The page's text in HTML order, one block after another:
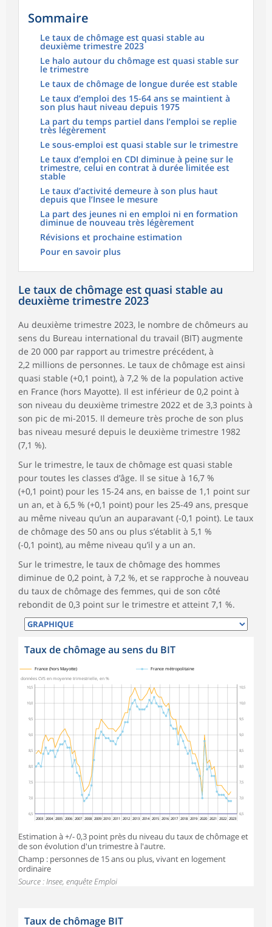
Sommaire
Le taux de chômage est quasi stable au
deuxième trimestre 2023
Le halo autour du chômage est quasi stable sur
le trimestre
Le taux de chômage de longue durée est stable
Le taux d’emploi des 15-64 ans se maintient à
son plus haut niveau depuis 1975
La part du temps partiel dans l’emploi se replie
très légèrement
Le sous-emploi est quasi stable sur le trimestre
Le taux d’emploi en CDI diminue à peine sur le
trimestre, celui en contrat à durée limitée est
stable
Le taux d’activité demeure à son plus haut
depuis que l’Insee le mesure
La part des jeunes ni en emploi ni en formation
diminue de nouveau très légèrement
Révisions et prochaine estimation
Pour en savoir plus
Le taux de chômage est quasi stable au
deuxième trimestre 2023
Au deuxième trimestre 2023, le nombre de chômeurs au
sens du Bureau international du travail (BIT) augmente
de 20 000 par rapport au trimestre précédent, à
2,2 millions de personnes. Le taux de chômage est ainsi
quasi stable (+0,1 point), à 7,2 % de la population active
en France (hors Mayotte). Il est inférieur de 0,2 point à
son niveau du deuxième trimestre 2022 et de 3,3 points à
son pic de mi-2015. Il demeure très proche de son plus
bas niveau mesuré depuis le deuxième trimestre 1982
(7,1 %).
Sur le trimestre, le taux de chômage est quasi stable
pour toutes les classes d’âge. Il se situe à 16,7 %
(+0,1 point) pour les 15-24 ans, en baisse de 1,1 point sur
un an, et à 6,5 % (+0,1 point) pour les 25-49 ans, presque
au même niveau qu’un an auparavant (-0,1 point). Le taux
de chômage des 50 ans ou plus s’établit à 5,1 %
(-0,1 point), au même niveau qu’il y a un an.
Sur le trimestre, le taux de chômage des hommes
diminue de 0,2 point, à 7,2 %, et se rapproche à nouveau
du taux de chômage des femmes, qui de son côté
rebondit de 0,3 point sur le trimestre et atteint 7,1 %.
Taux de chômage au sens du BIT
6,5
7,0
7,5
8,0
8,5
9,0
9,5
10,0
10,5
6,5
7,0
7,5
8,0
8,5
9,0
9,5
10,0
10,5
données CVS en moyenne trimestrielle, en %
2003 2004 2005 2006 2007 2008 2009 2010 2011 2012 2013 2014 2015 2016 2017 2018 2019 2020 2021 2022 2023
France (hors Mayotte) France métropolitaine
Estimation à +/- 0,3 point près du niveau du taux de chômage et
de son évolution d'un trimestre à l'autre.
Champ : personnes de 15 ans ou plus, vivant en logement
ordinaire
Source : Insee, enquête Emploi
Taux de chômage BIT